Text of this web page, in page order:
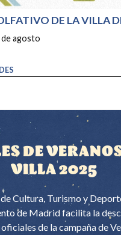
DE LA VILLA
de agosto
DE
VILLA 2025
Cultura, Turismo y
de Madrid facilita la
de la campaña de